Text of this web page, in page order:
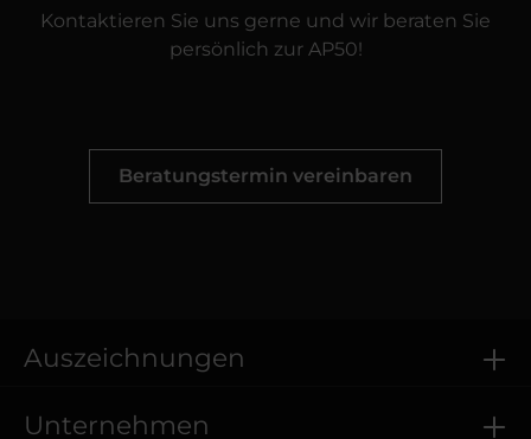
Kontaktieren Sie uns gerne und wir beraten Sie
persönlich zur AP50!
Beratungstermin vereinbaren
Auszeichnungen
Unternehmen